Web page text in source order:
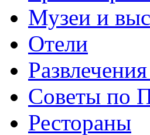
Музеи и
Отели
Советы по
Рестораны